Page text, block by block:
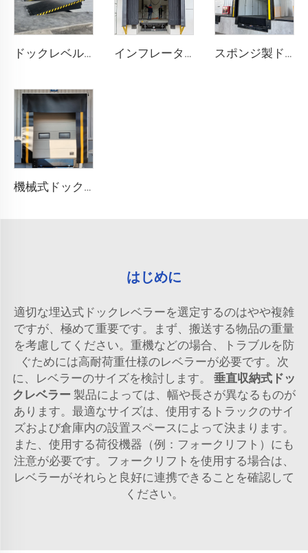
ドックレベル러 インフレータブルドックシェルター スポンジ製ドックシェルター
機械式ドックシェルター
はじめに
適切な埋込式ドックレベラーを選定するのはやや複雑
ですが、極めて重要です。まず、搬送する物品の重量
を考慮してください。重機などの場合、トラブルを防
ぐためには高耐荷重仕様のレベラーが必要です。次
に、レベラーのサイズを検討します。 垂直収納式ドッ
クレベラー 製品によっては、幅や長さが異なるものが
あります。最適なサイズは、使用するトラックのサイ
ズおよび倉庫内の設置スペースによって決まります。
また、使用する荷役機器（例：フォークリフト）にも
注意が必要です。フォークリフトを使用する場合は、
レベラーがそれらと良好に連携できることを確認して
ください。